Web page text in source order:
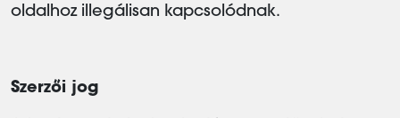
oldalhoz illegálisan kapcsolódnak.
Szerzői jog